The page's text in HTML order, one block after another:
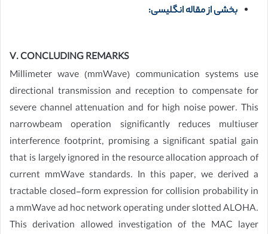
بخشی از مقاله انگلیسی:
V. CONCLUDING REMARKS
Millimeter wave (mmWave) communication systems use
directional transmission and reception to compensate for
severe channel attenuation and for high noise power. This
narrowbeam operation significantly reduces multiuser
interference footprint, promising a significant spatial gain
that is largely ignored in the resource allocation approach of
current mmWave standards. In this paper, we derived a
tractable closed-form expression for collision probability in
a mmWave ad hoc network operating under slotted ALOHA.
This derivation allowed investigation of the MAC layer